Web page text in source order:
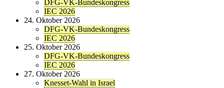
DFG-VK-Bundeskongress
IEC 2026
24. Oktober 2026
DFG-VK-Bundeskongress
IEC 2026
25. Oktober 2026
DFG-VK-Bundeskongress
IEC 2026
27. Oktober 2026
Knesset-Wahl in Israel